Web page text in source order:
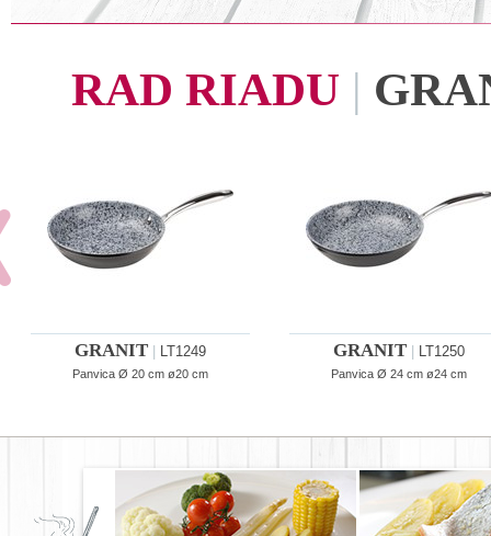
RAD RIADU |
GRANIT LT1249
Panvica Ø 20 cm ø20 cm
GRANIT LT1250
Panvica Ø 24 cm ø24 cm